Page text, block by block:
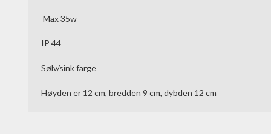
Max 35w
IP 44
Sølv/sink farge
Høyden er 12 cm, bredden 9 cm, dybden 12 cm